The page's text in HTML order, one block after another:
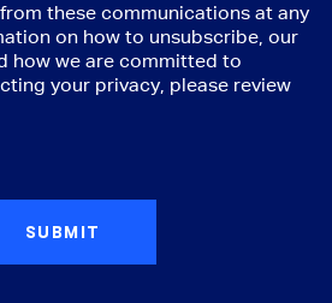
these communications at any
on how to unsubscribe, our
how we are committed to
your privacy, please review